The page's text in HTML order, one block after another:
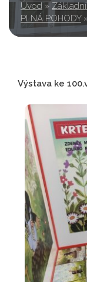
Úvod »
PLNÁ POHODY
Výstava ke